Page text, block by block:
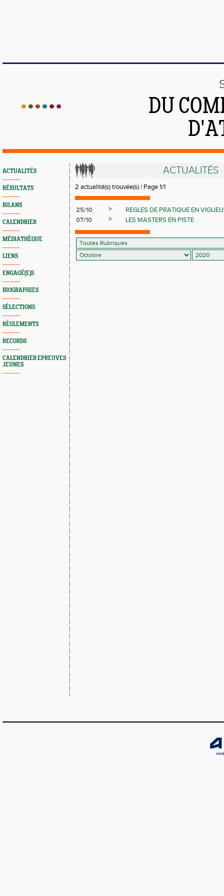
DU
ACTUALITÉS
RÉSULTATS
BILANS
CALENDRIER
MÉDIATHÈQUE
LIENS
ENGAGÉ(E)S
BIOGRAPHIES
SÉLECTIONS
RÈGLEMENTS
RECORDS
CALENDRIER EPREUVES
JEUNES
ACTUALITÉS
2 actualité(s) trouvée(s) | Page 1/1
25/10 >
REGLES DE PRATIQUE EN
07/10
> LES MASTERS EN PISTE